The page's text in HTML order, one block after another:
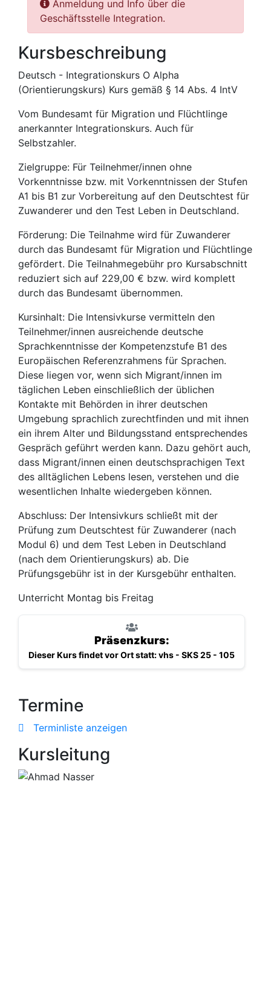
Anmeldung und Info über die
Geschäftsstelle Integration.
Kursbeschreibung
Deutsch - Integrationskurs O Alpha
(Orientierungskurs) Kurs gemäß § 14 Abs. 4 IntV
Vom Bundesamt für Migration und Flüchtlinge
anerkannter Integrationskurs. Auch für
Selbstzahler.
Zielgruppe: Für Teilnehmer/innen ohne
Vorkenntnisse bzw. mit Vorkenntnissen der Stufen
A1 bis B1 zur Vorbereitung auf den Deutschtest für
Zuwanderer und den Test Leben in Deutschland.
Förderung: Die Teilnahme wird für Zuwanderer
durch das Bundesamt für Migration und Flüchtlinge
gefördert. Die Teilnahmegebühr pro Kursabschnitt
reduziert sich auf 229,00 € bzw. wird komplett
durch das Bundesamt übernommen.
Kursinhalt: Die Intensivkurse vermitteln den
Teilnehmer/innen ausreichende deutsche
Sprachkenntnisse der Kompetenzstufe B1 des
Europäischen Referenzrahmens für Sprachen.
Diese liegen vor, wenn sich Migrant/innen im
täglichen Leben einschließlich der üblichen
Kontakte mit Behörden in ihrer deutschen
Umgebung sprachlich zurechtfinden und mit ihnen
ein ihrem Alter und Bildungsstand entsprechendes
Gespräch geführt werden kann. Dazu gehört auch,
dass Migrant/innen einen deutschsprachigen Text
des alltäglichen Lebens lesen, verstehen und die
wesentlichen Inhalte wiedergeben können.
Abschluss: Der Intensivkurs schließt mit der
Prüfung zum Deutschtest für Zuwanderer (nach
Modul 6) und dem Test Leben in Deutschland
(nach dem Orientierungskurs) ab. Die
Prüfungsgebühr ist in der Kursgebühr enthalten.
Unterricht Montag bis Freitag
Präsenzkurs:
Dieser Kurs findet vor Ort statt: vhs - SKS 25 - 105
Termine
Terminliste anzeigen
Kursleitung